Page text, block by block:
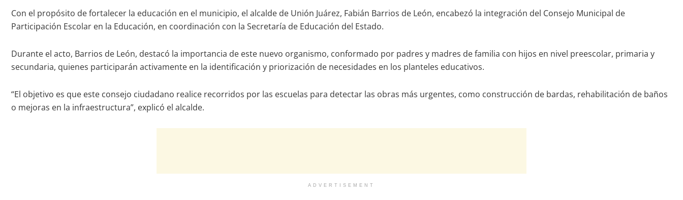
Con el propósito de fortalecer la educación en el municipio, el alcalde de Unión Juárez, Fabián Barrios de León, encabezó la integración del Consejo Municipal de
Participación Escolar en la Educación, en coordinación con la Secretaría de Educación del Estado.
Durante el acto, Barrios de León, destacó la importancia de este nuevo organismo, conformado por padres y madres de familia con hijos en nivel preescolar, primaria y
secundaria, quienes participarán activamente en la identificación y priorización de necesidades en los planteles educativos.
“El objetivo es que este consejo ciudadano realice recorridos por las escuelas para detectar las obras más urgentes, como construcción de bardas, rehabilitación de baños
o mejoras en la infraestructura”, explicó el alcalde.
ADVERTISEMENT